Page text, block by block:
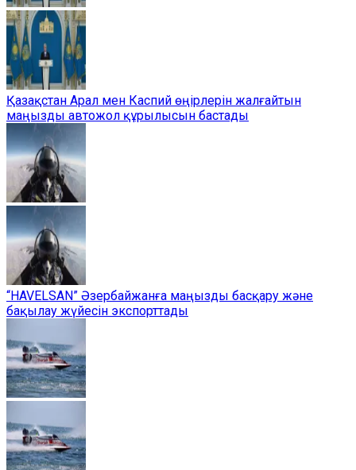
Қазақстан Арал мен Каспий өңірлерін жалғайтын
маңызды автожол құрылысын бастады
“HAVELSAN” Әзербайжанға маңызды басқару және
бақылау жүйесін экспорттады